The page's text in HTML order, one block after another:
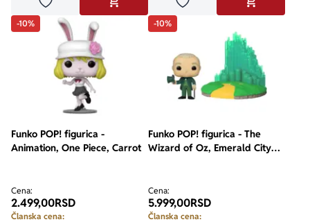
Dodaj u omiljeneDODAJ U KORPUDodaj u omiljeneDODAJ U
-10%
Funko POP! figurica -
Animation, One Piece, Carrot
Cena:
2.499,00RSD
Članska cena:
-10%
Funko POP! figurica - The
Wizard of Oz, Emerald City
Cena:
5.999,00RSD
Članska cena: